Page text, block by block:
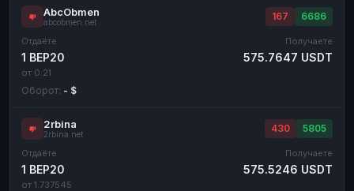
AbcObmen
abcobmen.net
167 6686
Отдаёте
1 BEP20
от 0.21
Получаете
575.7647 USDT
Оборот: - $
2rbina
2rbina.net
430 5805
Отдаёте
1 BEP20
от 1.737545
Получаете
575.5246 USDT